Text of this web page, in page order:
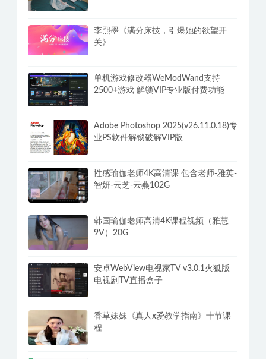
李熙墨《满分床技，引爆她的欲望开
关》
单机游戏修改器WeModWand支持
2500+游戏 解锁VIP专业版付费功能
Adobe Photoshop 2025(v26.11.0.18)专
业PS软件解锁破解VIP版
性感瑜伽老师4K高清课 包含老师-雅英-
智妍-云芝-云燕102G
韩国瑜伽老师高清4K课程视频（雅慧
9V）20G
安卓WebView电视家TV v3.0.1火狐版
电视剧TV直播盒子
香草妹妹《真人x爱教学指南》十节课
程